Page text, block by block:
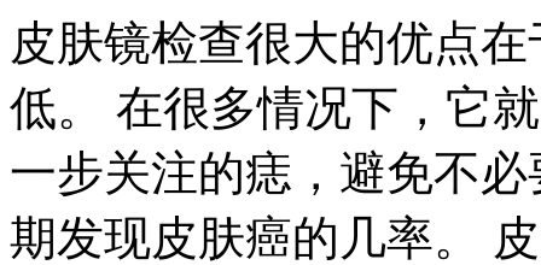
皮肤镜检查很大的优点
低。 在很多情况下，它
一步关注的痣，避免不
期发现皮肤癌的几率。